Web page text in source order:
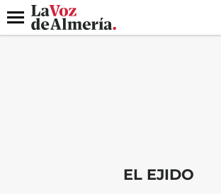
DESTACADO
Menú
EL EJIDO